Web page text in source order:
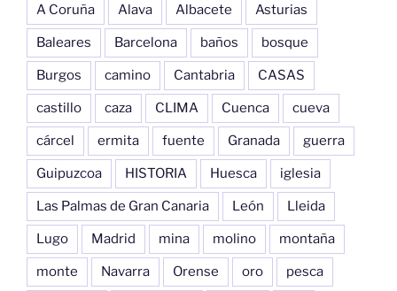
A Coruña Alava Albacete Asturias
Baleares Barcelona baños bosque
Burgos camino Cantabria CASAS
castillo caza CLIMA Cuenca cueva
cárcel ermita fuente Granada guerra
Guipuzcoa HISTORIA Huesca iglesia
Las Palmas de Gran Canaria León Lleida
Lugo Madrid mina molino montaña
monte Navarra Orense oro pesca